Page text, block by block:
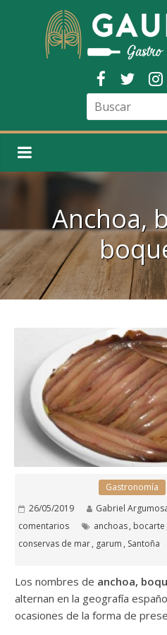
Anchoa,
Gastronomía
26/05/2019
Gabriel
comentarios
anchoas, bocarte
conservas de mar, garum , Santoña
Los nombres de anchoa,
alternan en la geografía
ocasiones de la forma de